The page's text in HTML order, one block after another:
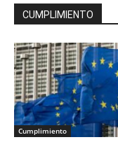
CUMPLIMIENTO
Cumplimiento